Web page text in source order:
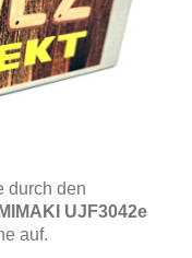
durch den
MIMAKI UJF3042e
auf.